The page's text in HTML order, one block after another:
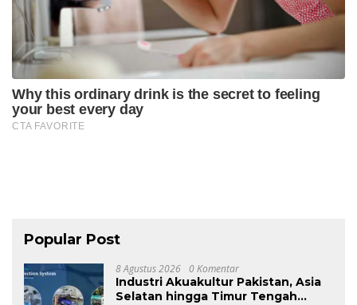
Popular Post
8 Agustus 2026 0 Komentar
Industri Akuakultur Pakistan, Asia
Selatan hingga Timur Tengah